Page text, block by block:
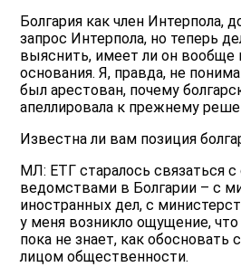
Болгария как член Интерпола,
запрос Интерпола, но теперь
выяснить, имеет ли он вообще
основания. Я, правда, не
был арестован, почему
апеллировала к прежнему
Известна ли вам позиция
МЛ: ЕТГ старалось связаться
ведомствами в Болгарии – с
иностранных дел, с
у меня возникло ощущение, что
пока не знает, как обосновать
лицом общественности.